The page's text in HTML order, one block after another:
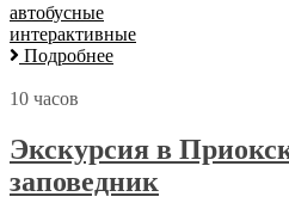
автобусные
интерактивные
Подробнее
10 часов
Экскурсия в
заповедник